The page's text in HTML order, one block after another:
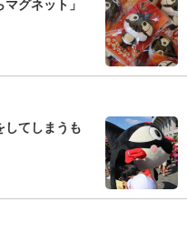
グネット」
してしまうも